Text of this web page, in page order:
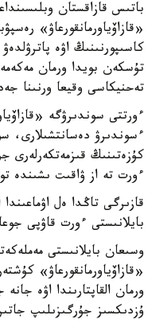
باتىس قازاقستان
«قازاۆياورمانقورعاۋ»
كاسىپورنىنىڭ اۋە
تۇسكەن بويدا ورمان
تەحنيكاسى وقيعا ورنىنا
ءورتتى سوندىرۋگە
ءسوندىرۋ دەسانتشىلارى،
كۇزەتىنىڭ
ءورت تە از ۋاقىت ىشىندە
قازىرگى تاڭدا ەل
بايلانىستى ءورت قاۋپى
وسىعان بايلانىستى
«قازاۆياورمانقورعاۋ»
ورمان القاپتارىندا اۋە
ۇزدىكسىز جۇرگىزىلىپ